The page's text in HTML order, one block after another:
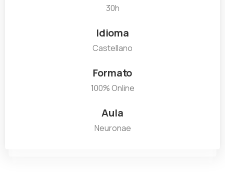
30h
Idioma
Castellano
Formato
100% Online
Aula
Neuronae